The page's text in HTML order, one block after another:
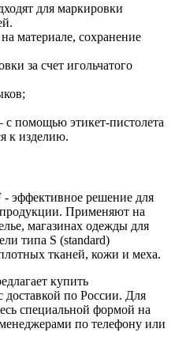
для маркировки
материале, сохранение
за счет игольчатого
с помощью этикет-пистолета
к изделию.
- эффективное решение для
Применяют на
магазинах одежды для
типа S (standard)
тканей, кожи и меха.
купить
доставкой по России. Для
специальной формой на
по телефону или